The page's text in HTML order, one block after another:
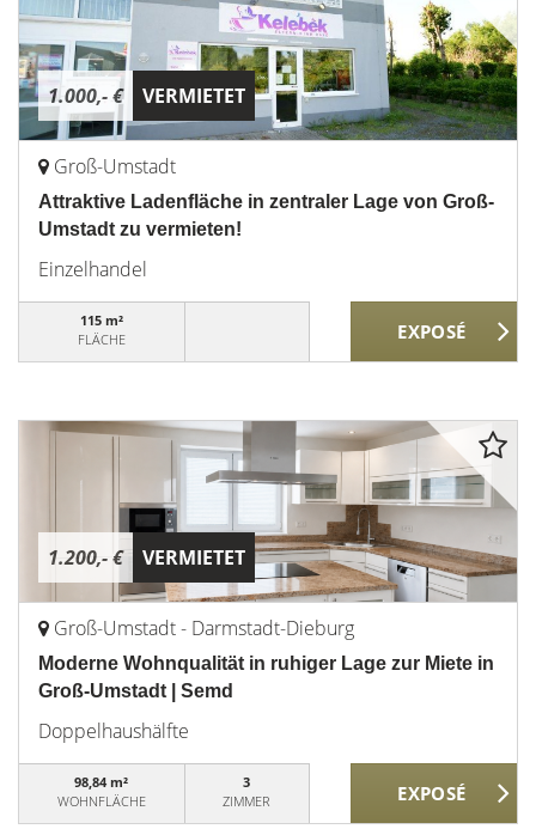
1.000,- € VERMIETET
Groß-Umstadt
Attraktive Ladenfläche in zentraler Lage von Groß-
Umstadt zu vermieten!
Einzelhandel
115 m²
FLÄCHE
1.200,- € VERMIETET
Groß-Umstadt - Darmstadt-Dieburg
Moderne Wohnqualität in ruhiger Lage zur Miete in
Groß-Umstadt | Semd
Doppelhaushälfte
98,84 m²
WOHNFLÄCHE
3
ZIMMER